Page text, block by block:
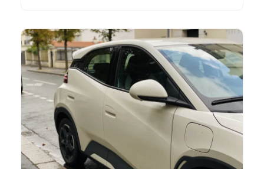
convient parfaitement aux familles et aux
professionnels effectuant des trajets réguliers.